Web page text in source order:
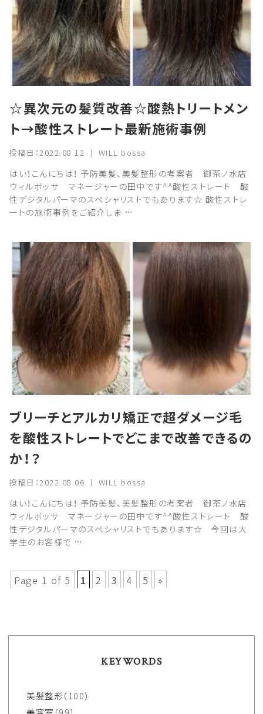
☆異次元の髪質改善☆酸熱トリートメン
ト→酸性ストレート最新施術事例
投稿日：2022.08.12 ｜ WILL bossa
はい！こんにちは！ 予防美髪、美髪整形の考案者 御茶ノ水店
ウィルボッサ マネージャーの田中です^^酸性ストレート 酸
性デジタルパーマのスペシャリストでもあります☆ 酸性ストレ
ートの施術事例をご紹介しま …
ブリーチとアルカリ矯正で超ダメージ毛
を酸性ストレートでどこまで改善できるの
か！？
投稿日：2022.08.06 ｜ WILL bossa
はい！こんにちは！ 予防美髪、美髪整形の考案者 御茶ノ水店
ウィルボッサ マネージャーの田中です^^酸性ストレート 酸
性デジタルパーマのスペシャリストでもあります☆ 今回は大
学生のお客様で …
Page 1 of 5 1 2 3 4 5 »
KEYWORDS
美髪整形（100）